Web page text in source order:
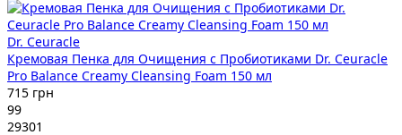
Dr. Ceuracle
Кремовая Пенка для Очищения с Пробиотиками Dr. Ceuracle
Pro Balance Creamy Cleansing Foam 150 мл
715 грн
99
29301